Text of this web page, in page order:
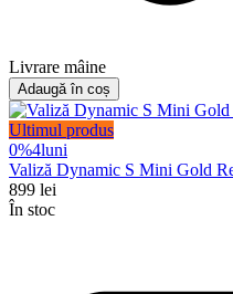
Livrare mâine
Adaugă în coș
Ultimul produs
0%4luni
Valiză Dynamic S Mini Gold
899 lei
În stoc